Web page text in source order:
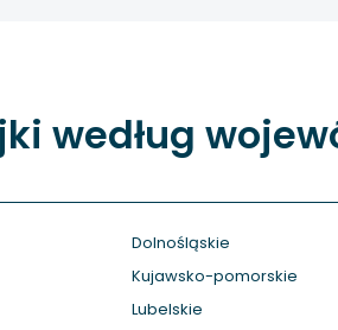
według
Dolnośląskie
Kujawsko-pomorskie
Lubelskie